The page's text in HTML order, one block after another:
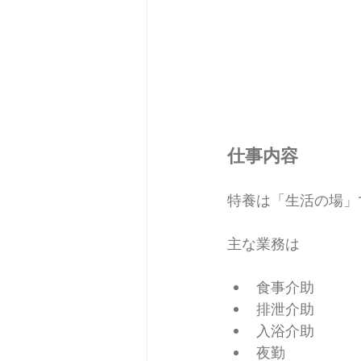
仕事内容
特養は「生活の場
主な業務は
食事介助
排泄介助
入浴介助
夜勤